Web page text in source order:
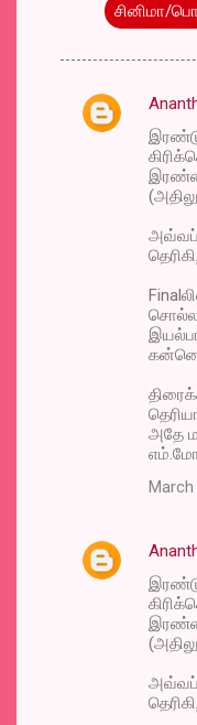
சினிமா/
C
அதே
March